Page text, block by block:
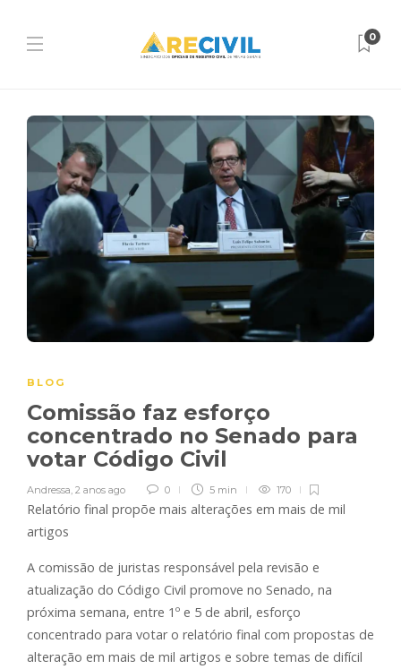
0
BLOG
Comissão faz esforço
concentrado no Senado para
votar Código Civil
Andressa 2 anos ago 0 5 min 170
Relatório final propõe mais alterações em mais de mil
artigos
A comissão de juristas responsável pela revisão e
atualização do Código Civil promove no Senado, na
próxima semana, entre 1º e 5 de abril, esforço
concentrado para votar o relatório final com propostas de
alteração em mais de mil artigos e sobre temas de difícil